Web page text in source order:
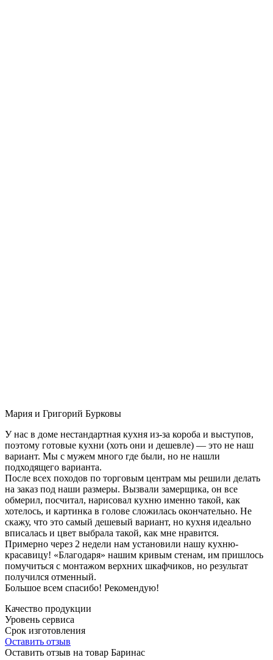
Мария и Григорий Бурковы
У нас в доме нестандартная кухня из-за короба и выступов,
поэтому готовые кухни (хоть они и дешевле) — это не наш
вариант. Мы с мужем много где были, но не нашли
подходящего варианта.
После всех походов по торговым центрам мы решили делать
на заказ под наши размеры. Вызвали замерщика, он все
обмерил, посчитал, нарисовал кухню именно такой, как
хотелось, и картинка в голове сложилась окончательно. Не
скажу, что это самый дешевый вариант, но кухня идеально
вписалась и цвет выбрала такой, как мне нравится.
Примерно через 2 недели нам установили нашу кухню-
красавицу! «Благодаря» нашим кривым стенам, им пришлось
помучиться с монтажом верхних шкафчиков, но результат
получился отменный.
Большое всем спасибо! Рекомендую!
Качество продукции
Уровень сервиса
Срок изготовления
Оставить отзыв
Оставить отзыв на товар Баринас